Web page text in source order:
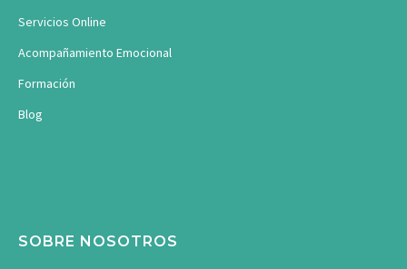
Servicios Online
Acompañamiento Emocional
Formación
Blog
SOBRE NOSOTROS